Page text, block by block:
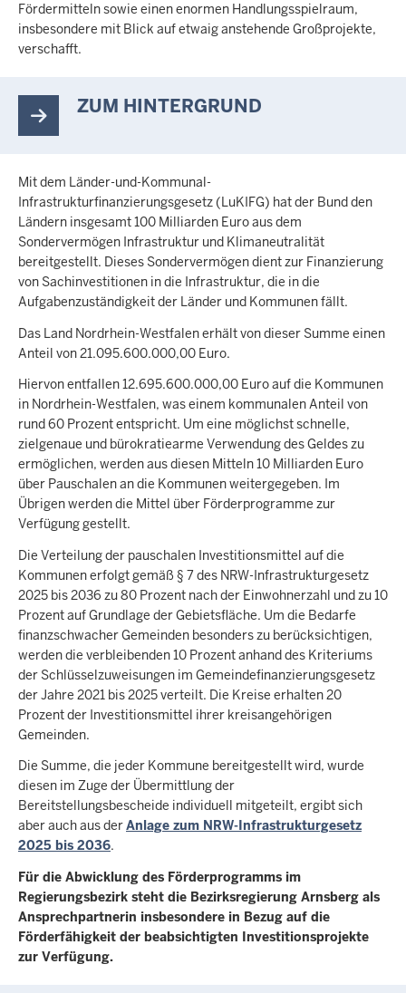
Fördermitteln sowie einen enormen Handlungsspielraum,
insbesondere mit Blick auf etwaig anstehende Großprojekte,
verschafft.
ZUM HINTERGRUND
Mit dem Länder-und-Kommunal-
Infrastrukturfinanzierungsgesetz (LuKIFG) hat der Bund den
Ländern insgesamt 100 Milliarden Euro aus dem
Sondervermögen Infrastruktur und Klimaneutralität
bereitgestellt. Dieses Sondervermögen dient zur Finanzierung
von Sachinvestitionen in die Infrastruktur, die in die
Aufgabenzuständigkeit der Länder und Kommunen fällt.
Das Land Nordrhein-Westfalen erhält von dieser Summe einen
Anteil von 21.095.600.000,00 Euro.
Hiervon entfallen 12.695.600.000,00 Euro auf die Kommunen
in Nordrhein-Westfalen, was einem kommunalen Anteil von
rund 60 Prozent entspricht. Um eine möglichst schnelle,
zielgenaue und bürokratiearme Verwendung des Geldes zu
ermöglichen, werden aus diesen Mitteln 10 Milliarden Euro
über Pauschalen an die Kommunen weitergegeben. Im
Übrigen werden die Mittel über Förderprogramme zur
Verfügung gestellt.
Die Verteilung der pauschalen Investitionsmittel auf die
Kommunen erfolgt gemäß § 7 des NRW-Infrastrukturgesetz
2025 bis 2036 zu 80 Prozent nach der Einwohnerzahl und zu 10
Prozent auf Grundlage der Gebietsfläche. Um die Bedarfe
finanzschwacher Gemeinden besonders zu berücksichtigen,
werden die verbleibenden 10 Prozent anhand des Kriteriums
der Schlüsselzuweisungen im Gemeindefinanzierungsgesetz
der Jahre 2021 bis 2025 verteilt. Die Kreise erhalten 20
Prozent der Investitionsmittel ihrer kreisangehörigen
Gemeinden.
Die Summe, die jeder Kommune bereitgestellt wird, wurde
diesen im Zuge der Übermittlung der
Bereitstellungsbescheide individuell mitgeteilt, ergibt sich
aber auch aus derAnlage zum NRW-Infrastrukturgesetz
2025 bis 2036.
Für die Abwicklung des Förderprogramms im
Regierungsbezirk steht die Bezirksregierung Arnsberg als
Ansprechpartnerin insbesondere in Bezug auf die
Förderfähigkeit der beabsichtigten Investitionsprojekte
zur Verfügung.